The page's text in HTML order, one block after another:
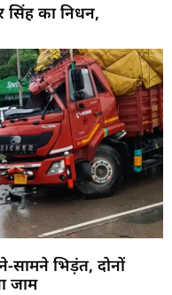
का निधन,
सामने भिड़ंत, दोनों
जाम